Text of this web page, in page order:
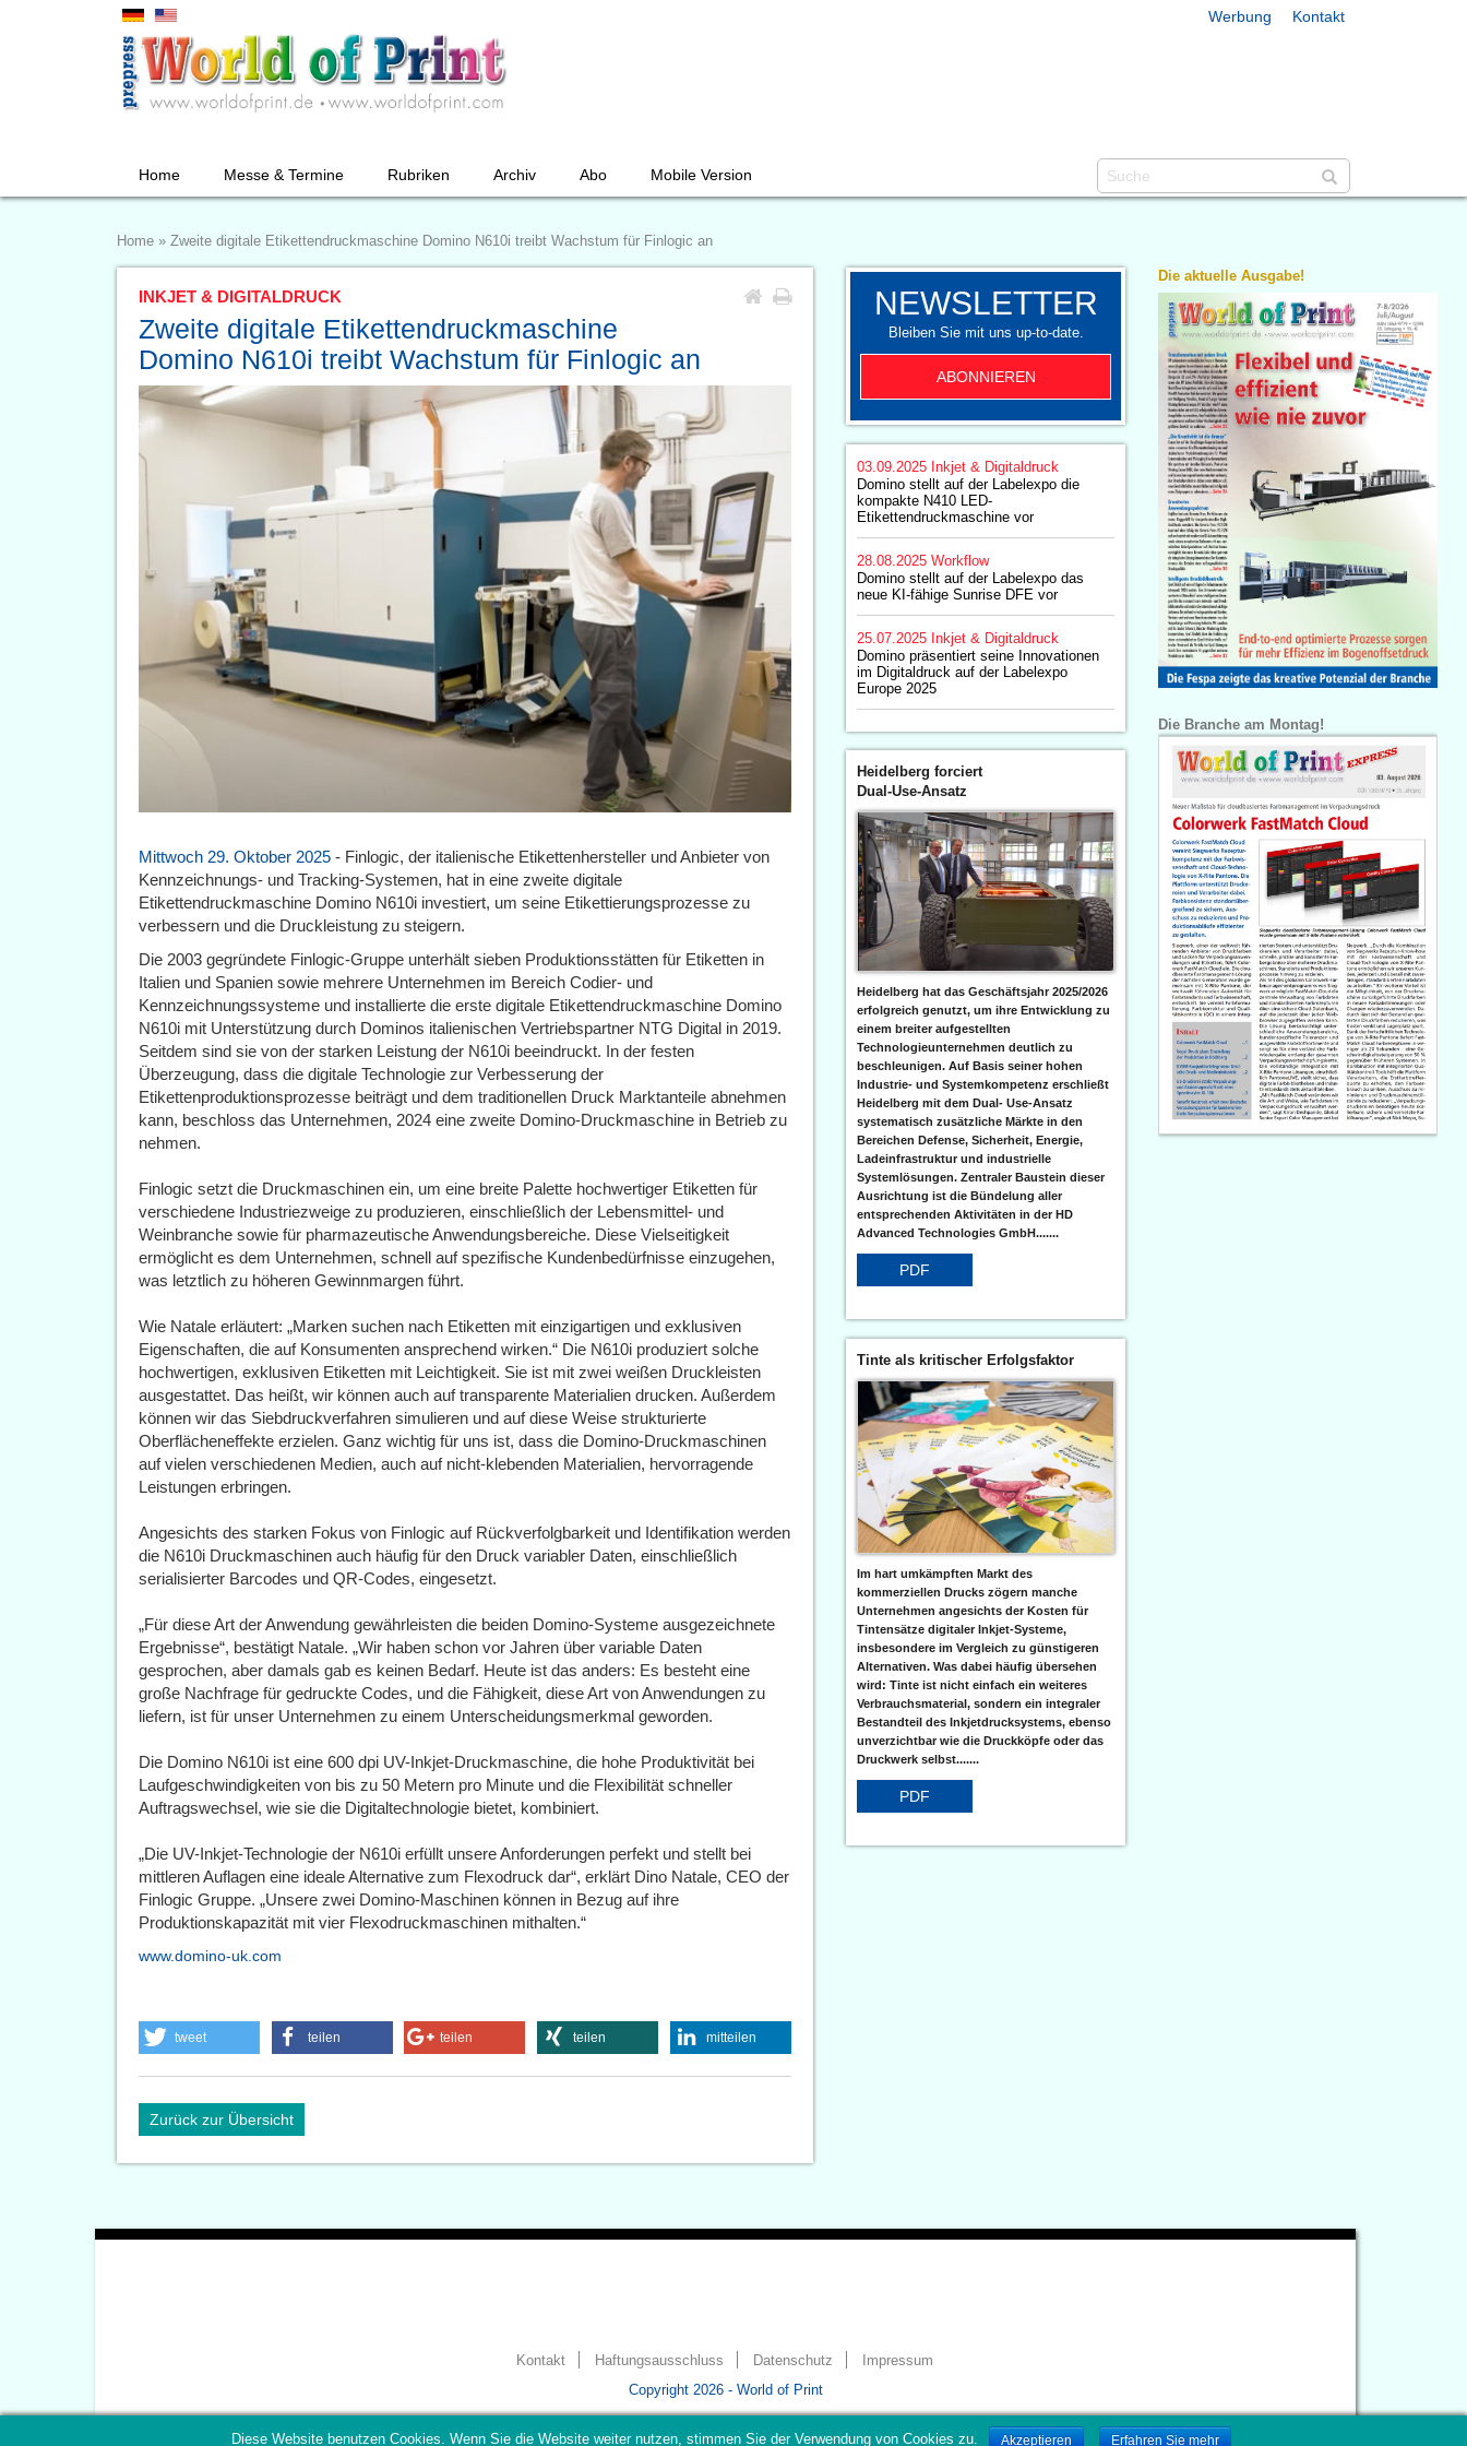
Werbung Kontakt
Home Messe & Termine Rubriken Archiv Abo Mobile Version
Home » Zweite digitale Etikettendruckmaschine Domino N610i treibt Wachstum für Finlogic an
INKJET & DIGITALDRUCK
Zweite digitale Etikettendruckmaschine
Domino N610i treibt Wachstum für Finlogic an
Mittwoch 29. Oktober 2025 - Finlogic, der italienische Etikettenhersteller und Anbieter von
Kennzeichnungs- und Tracking-Systemen, hat in eine zweite digitale
Etikettendruckmaschine Domino N610i investiert, um seine Etikettierungsprozesse zu
verbessern und die Druckleistung zu steigern.
Die 2003 gegründete Finlogic-Gruppe unterhält sieben Produktionsstätten für Etiketten in
Italien und Spanien sowie mehrere Unternehmen im Bereich Codier- und
Kennzeichnungssysteme und installierte die erste digitale Etikettendruckmaschine Domino
N610i mit Unterstützung durch Dominos italienischen Vertriebspartner NTG Digital in 2019.
Seitdem sind sie von der starken Leistung der N610i beeindruckt. In der festen
Überzeugung, dass die digitale Technologie zur Verbesserung der
Etikettenproduktionsprozesse beiträgt und dem traditionellen Druck Marktanteile abnehmen
kann, beschloss das Unternehmen, 2024 eine zweite Domino-Druckmaschine in Betrieb zu
nehmen.
Finlogic setzt die Druckmaschinen ein, um eine breite Palette hochwertiger Etiketten für
verschiedene Industriezweige zu produzieren, einschließlich der Lebensmittel- und
Weinbranche sowie für pharmazeutische Anwendungsbereiche. Diese Vielseitigkeit
ermöglicht es dem Unternehmen, schnell auf spezifische Kundenbedürfnisse einzugehen,
was letztlich zu höheren Gewinnmargen führt.
Wie Natale erläutert: „Marken suchen nach Etiketten mit einzigartigen und exklusiven
Eigenschaften, die auf Konsumenten ansprechend wirken.“ Die N610i produziert solche
hochwertigen, exklusiven Etiketten mit Leichtigkeit. Sie ist mit zwei weißen Druckleisten
ausgestattet. Das heißt, wir können auch auf transparente Materialien drucken. Außerdem
können wir das Siebdruckverfahren simulieren und auf diese Weise strukturierte
Oberflächeneffekte erzielen. Ganz wichtig für uns ist, dass die Domino-Druckmaschinen
auf vielen verschiedenen Medien, auch auf nicht-klebenden Materialien, hervorragende
Leistungen erbringen.
Angesichts des starken Fokus von Finlogic auf Rückverfolgbarkeit und Identifikation werden
die N610i Druckmaschinen auch häufig für den Druck variabler Daten, einschließlich
serialisierter Barcodes und QR-Codes, eingesetzt.
„Für diese Art der Anwendung gewährleisten die beiden Domino-Systeme ausgezeichnete
Ergebnisse“, bestätigt Natale. „Wir haben schon vor Jahren über variable Daten
gesprochen, aber damals gab es keinen Bedarf. Heute ist das anders: Es besteht eine
große Nachfrage für gedruckte Codes, und die Fähigkeit, diese Art von Anwendungen zu
liefern, ist für unser Unternehmen zu einem Unterscheidungsmerkmal geworden.
Die Domino N610i ist eine 600 dpi UV-Inkjet-Druckmaschine, die hohe Produktivität bei
Laufgeschwindigkeiten von bis zu 50 Metern pro Minute und die Flexibilität schneller
Auftragswechsel, wie sie die Digitaltechnologie bietet, kombiniert.
„Die UV-Inkjet-Technologie der N610i erfüllt unsere Anforderungen perfekt und stellt bei
mittleren Auflagen eine ideale Alternative zum Flexodruck dar“, erklärt Dino Natale, CEO der
Finlogic Gruppe. „Unsere zwei Domino-Maschinen können in Bezug auf ihre
Produktionskapazität mit vier Flexodruckmaschinen mithalten.“
www.domino-uk.com
tweet teilen teilen teilen mitteilen
Zurück zur Übersicht
NEWSLETTER
Bleiben Sie mit uns up-to-date.
ABONNIEREN
03.09.2025 Inkjet & Digitaldruck
Domino stellt auf der Labelexpo die
kompakte N410 LED-
Etikettendruckmaschine vor
28.08.2025 Workflow
Domino stellt auf der Labelexpo das
neue KI-fähige Sunrise DFE vor
25.07.2025 Inkjet & Digitaldruck
Domino präsentiert seine Innovationen
im Digitaldruck auf der Labelexpo
Europe 2025
Heidelberg forciert
Dual-Use-Ansatz
Heidelberg hat das Geschäftsjahr 2025/2026
erfolgreich genutzt, um ihre Entwicklung zu
einem breiter aufgestellten
Technologieunternehmen deutlich zu
beschleunigen. Auf Basis seiner hohen
Industrie- und Systemkompetenz erschließt
Heidelberg mit dem Dual- Use-Ansatz
systematisch zusätzliche Märkte in den
Bereichen Defense, Sicherheit, Energie,
Ladeinfrastruktur und industrielle
Systemlösungen. Zentraler Baustein dieser
Ausrichtung ist die Bündelung aller
entsprechenden Aktivitäten in der HD
Advanced Technologies GmbH.......
PDF
Tinte als kritischer Erfolgsfaktor
Im hart umkämpften Markt des
kommerziellen Drucks zögern manche
Unternehmen angesichts der Kosten für
Tintensätze digitaler Inkjet-Systeme,
insbesondere im Vergleich zu günstigeren
Alternativen. Was dabei häufig übersehen
wird: Tinte ist nicht einfach ein weiteres
Verbrauchsmaterial, sondern ein integraler
Bestandteil des Inkjetdrucksystems, ebenso
unverzichtbar wie die Druckköpfe oder das
Druckwerk selbst.......
PDF
Die aktuelle Ausgabe!
Die Branche am Montag!
Kontakt Haftungsausschluss Datenschutz
Impressum
Copyright 2026 - World of Print
Diese Website benutzen Cookies. Wenn Sie die Website weiter nutzen, stimmen Sie der Verwendung von Cookies zu. Akzeptieren Erfahren Sie mehr